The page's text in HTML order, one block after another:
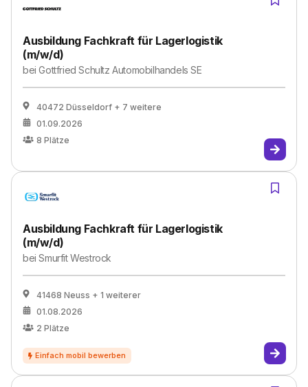
Ausbildung Fachkraft für Lagerlogistik
(m/w/d)
beiGottfried Schultz Automobilhandels SE
40472 Düsseldorf + 7 weitere
01.09.2026
8 Plätze
Ausbildung Fachkraft für Lagerlogistik
(m/w/d)
beiSmurfit Westrock
41468 Neuss + 1 weiterer
01.08.2026
2 Plätze